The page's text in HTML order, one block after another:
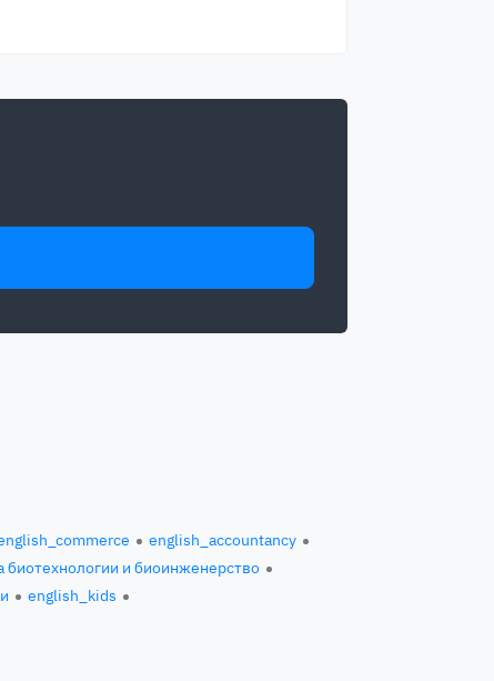
english_accountancy
биотехнологии и биоинженерство
english_kids